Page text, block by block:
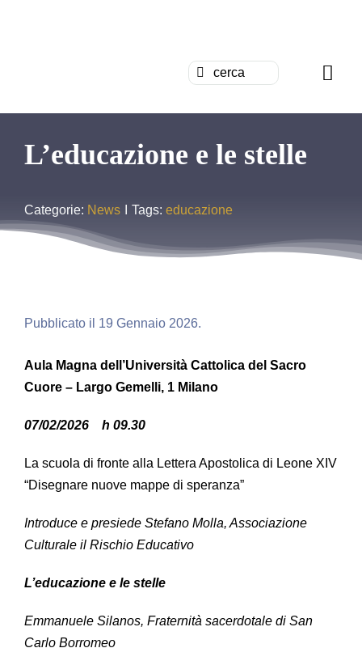
Cerca
L’educazione e le stelle
Categorie: News Tags: educazione
Pubblicato il 19 Gennaio 2026.
Aula Magna dell’Università Cattolica del Sacro
Cuore – Largo Gemelli, 1 Milano
07/02/2026 h 09.30
La scuola di fronte alla Lettera Apostolica di Leone XIV
“Disegnare nuove mappe di speranza”
Introduce e presiede Stefano Molla, Associazione
Culturale il Rischio Educativo
L’educazione e le stelle
Emmanuele Silanos, Fraternità sacerdotale di San
Carlo Borromeo